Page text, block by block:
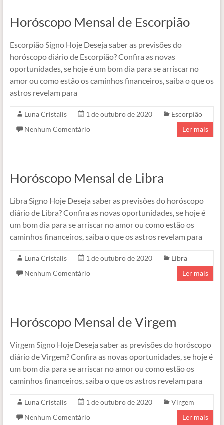
Horóscopo Mensal de Escorpião
Escorpião Signo Hoje Deseja saber as previsões do
horóscopo diário de Escorpião? Confira as novas
oportunidades, se hoje é um bom dia para se arriscar no
amor ou como estão os caminhos financeiros, saiba o que os
astros revelam para
Luna Cristalis 1 de outubro de 2020
Escorpião
Nenhum Comentário
Ler mais
Horóscopo Mensal de Libra
Libra Signo Hoje Deseja saber as previsões do horóscopo
diário de Libra? Confira as novas oportunidades, se hoje é
um bom dia para se arriscar no amor ou como estão os
caminhos financeiros, saiba o que os astros revelam para
Luna Cristalis 1 de outubro de 2020
Libra
Nenhum Comentário
Ler mais
Horóscopo Mensal de Virgem
Virgem Signo Hoje Deseja saber as previsões do horóscopo
diário de Virgem? Confira as novas oportunidades, se hoje é
um bom dia para se arriscar no amor ou como estão os
caminhos financeiros, saiba o que os astros revelam para
Luna Cristalis 1 de outubro de 2020
Virgem
Nenhum Comentário
Ler mais